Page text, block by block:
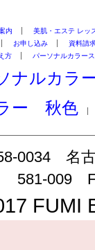
内
美肌・エステ レッ
お申し込み
資料請
方 パーソナルカラー
ナルカラ
ー 秋色
0034 名
581-009
FUMI